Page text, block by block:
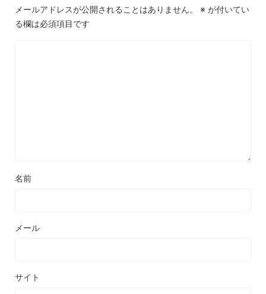
メールアドレスが公開されることはありません。 ※ が付いてい
る欄は必須項目です
名前
メール
サイト